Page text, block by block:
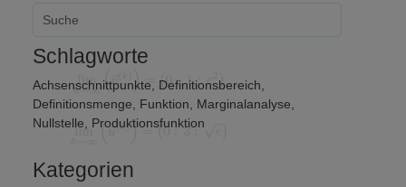
Schlagworte
Achsenschnittpunkte Definitionsbereich
Definitionsmenge
Funktion Marginalanalyse
Nullstelle
Produktionsfunktion
Kategorien